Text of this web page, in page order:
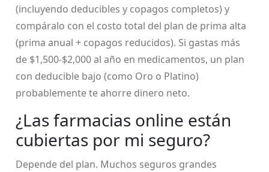
(incluyendo deducibles y copagos completos) y
compáralo con el costo total del plan de prima alta
(prima anual + copagos reducidos). Si gastas más
de $1,500-$2,000 al año en medicamentos, un plan
con deducible bajo (como Oro o Platino)
probablemente te ahorre dinero neto.
¿Las farmacias online están
cubiertas por mi seguro?
Depende del plan. Muchos seguros grandes